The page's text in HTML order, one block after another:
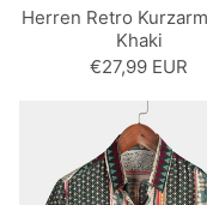
Herren Retro
Khaki
€27,99 EUR